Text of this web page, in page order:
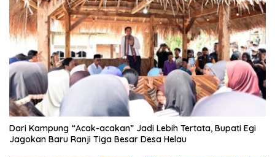
Dari Kampung “Acak-acakan” Jadi Lebih Tertata, Bupati Egi
Jagokan Baru Ranji Tiga Besar Desa Helau